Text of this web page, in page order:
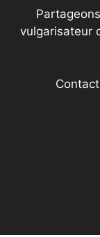
vulgarisateur